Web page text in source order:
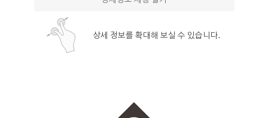
상세 정보를 확대해 보실 수 있습니다.